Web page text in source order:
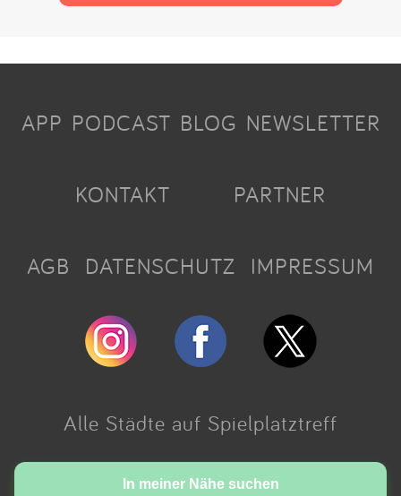
In meiner Nähe suchen
APP PODCAST BLOG NEWSLETTER
KONTAKT PARTNER
AGB DATENSCHUTZ IMPRESSUM
Alle Städte auf Spielplatztreff
Made with love in Cologne.